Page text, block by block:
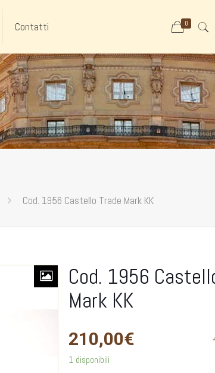
Contatti 0
Cod. 1956 Castello Trade Mark KK
Cod. 1956
Mark KK
210,00€
1 disponibili